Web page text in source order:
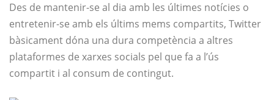
Des de mantenir-se al dia amb les últimes notícies o
entretenir-se amb els últims mems compartits, Twitter
bàsicament dóna una dura competència a altres
plataformes de xarxes socials pel que fa a l’ús
compartit i al consum de contingut.